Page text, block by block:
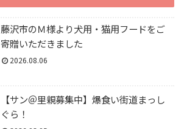
藤沢市のＭ様より犬用・猫用フードをご
寄贈いただきました
2026.08.06
【サン＠里親募集中】爆食い街道まっし
ぐら！